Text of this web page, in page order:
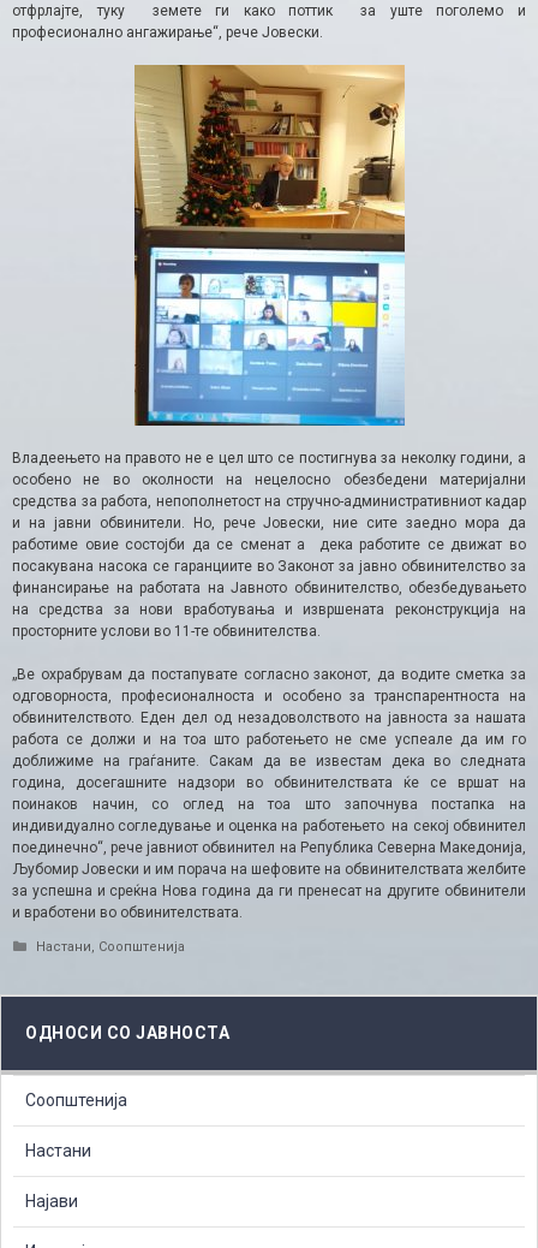
отфрлајте, туку земете ги како поттик за уште поголемо и
професионално ангажирање“, рече Јовески.
Владеењето на правото не е цел што се постигнува за неколку години, а
особено не во околности на нецелосно обезбедени материјални
средства за работа, непополнетост на стручно-административниот кадар
и на јавни обвинители. Но, рече Јовески, ние сите заедно мора да
работиме овие состојби да се сменат а дека работите се движат во
посакувана насока се гаранциите во Законот за јавно обвинителство за
финансирање на работата на Јавното обвинителство, обезбедувањето
на средства за нови вработувања и извршената реконструкција на
просторните услови во 11-те обвинителства.
„Ве охрабрувам да постапувате согласно законот, да водите сметка за
одговорноста, професионалноста и особено за транспарентноста на
обвинителството. Еден дел од незадоволството на јавноста за нашата
работа се должи и на тоа што работењето не сме успеале да им го
доближиме на граѓаните. Сакам да ве известам дека во следната
година, досегашните надзори во обвинителствата ќе се вршат на
поинаков начин, со оглед на тоа што започнува постапка на
индивидуално согледување и оценка на работењето на секој обвинител
поединечно“, рече јавниот обвинител на Република Северна Македонија,
Љубомир Јовески и им порача на шефовите на обвинителствата желбите
за успешна и среќна Нова година да ги пренесат на другите обвинители
и вработени во обвинителствата.
Categories
Настани, Соопштенија
ОДНОСИ СО ЈАВНОСТА
Соопштенија
Настани
Најави